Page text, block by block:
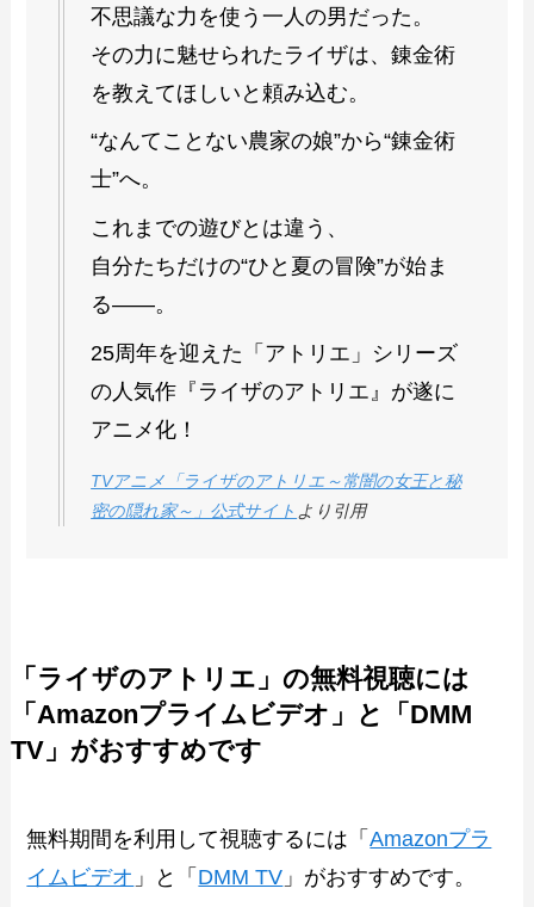
不思議な力を使う一人の男だった。
その力に魅せられたライザは、錬金術
を教えてほしいと頼み込む。
“なんてことない農家の娘”から“錬金術
士”へ。
これまでの遊びとは違う、
自分たちだけの“ひと夏の冒険”が始ま
る――。
25周年を迎えた「アトリエ」シリーズ
の人気作『ライザのアトリエ』が遂に
アニメ化！
TVアニメ「ライザのアトリエ～常闇の女王と秘
密の隠れ家～」公式サイト より引用
「ライザのアトリエ」の無料視聴には
「Amazonプライムビデオ」と「DMM
TV」がおすすめです
無料期間を利用して視聴するには「Amazonプラ
イムビデオ 」と「 DMM TV 」がおすすめです。